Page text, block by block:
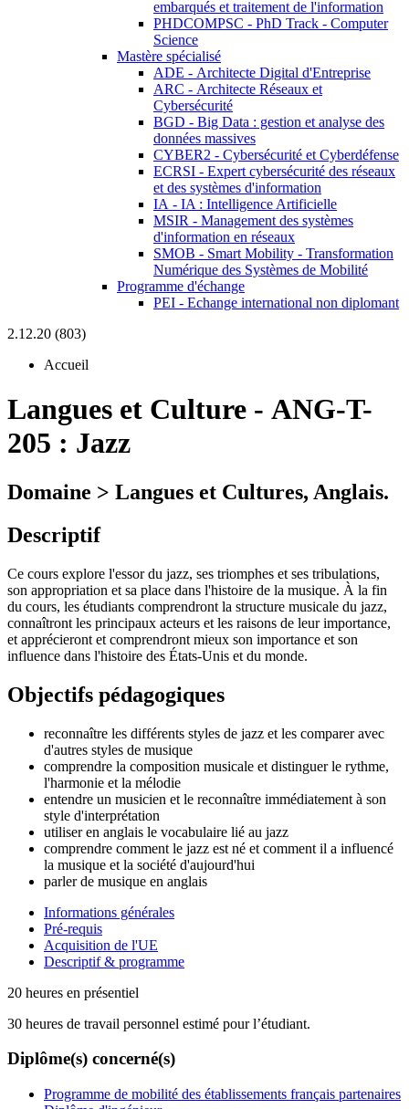
embarqués et traitement de l'information
PHDCOMPSC - PhD Track - Computer
Science
Mastère spécialisé
ADE - Architecte Digital d'Entreprise
ARC - Architecte Réseaux et
Cybersécurité
BGD - Big Data : gestion et analyse des
données massives
CYBER2 - Cybersécurité et Cyberdéfense
ECRSI - Expert cybersécurité des réseaux
et des systèmes d'information
IA - IA : Intelligence Artificielle
MSIR - Management des systèmes
d'information en réseaux
SMOB - Smart Mobility - Transformation
Numérique des Systèmes de Mobilité
Programme d'échange
PEI - Echange international non diplomant
2.12.20 (803)
Accueil
Langues et Culture - ANG-T-
205 : Jazz
Domaine > Langues et Cultures, Anglais.
Descriptif
Ce cours explore l'essor du jazz, ses triomphes et ses tribulations,
son appropriation et sa place dans l'histoire de la musique. À la fin
du cours, les étudiants comprendront la structure musicale du jazz,
connaîtront les principaux acteurs et les raisons de leur importance,
et apprécieront et comprendront mieux son importance et son
influence dans l'histoire des États-Unis et du monde.
Objectifs pédagogiques
reconnaître les différents styles de jazz et les comparer avec
d'autres styles de musique
comprendre la composition musicale et distinguer le rythme,
l'harmonie et la mélodie
entendre un musicien et le reconnaître immédiatement à son
style d'interprétation
utiliser en anglais le vocabulaire lié au jazz
comprendre comment le jazz est né et comment il a influencé
la musique et la société d'aujourd'hui
parler de musique en anglais
Informations générales
Pré-requis
Acquisition de l'UE
Descriptif & programme
20 heures en présentiel
30 heures de travail personnel estimé pour l’étudiant.
Diplôme(s) concerné(s)
Programme de mobilité des établissements français partenaires